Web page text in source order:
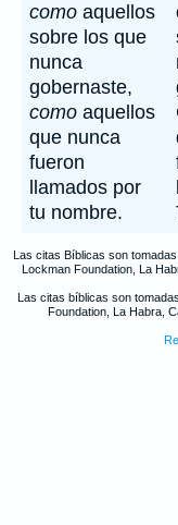
como aquellos
sobre los que
nunca
gobernaste,
como aquellos
que nunca
fueron
llamados por
tu nombre.
Las citas Bíblicas son
Lockman Foundation, La
Las citas bíblicas son
Foundation, La Habra,